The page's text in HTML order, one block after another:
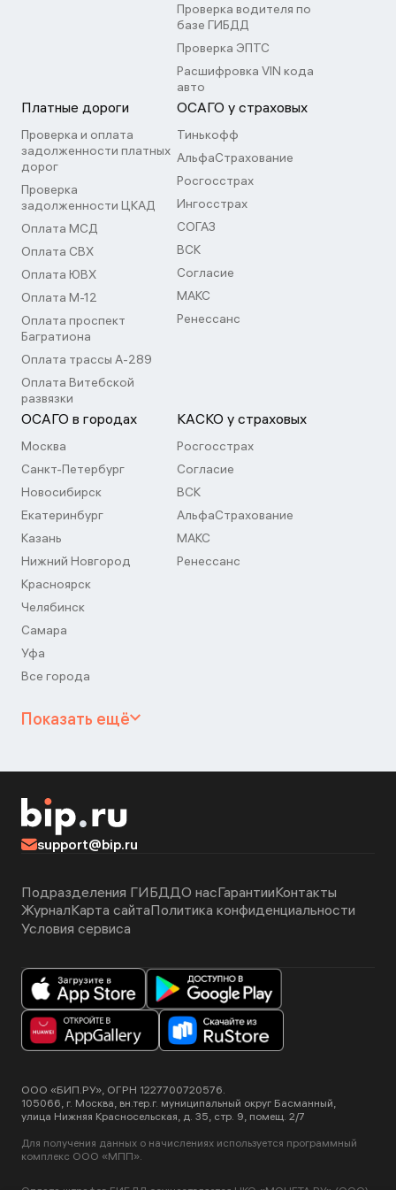
Проверка водителя по
базе ГИБДД
Проверка ЭПТС
Расшифровка VIN кода
авто
Платные дороги
Проверка и оплата
задолженности платных
дорог
Проверка
задолженности ЦКАД
Оплата МСД
Оплата СВХ
Оплата ЮВХ
Оплата М-12
Оплата проспект
Багратиона
Оплата трассы А-289
Оплата Витебской
развязки
ОСАГО у страховых
Тинькофф
АльфаСтрахование
Росгосстрах
Ингосстрах
СОГАЗ
ВСК
Согласие
МАКС
Ренессанс
ОСАГО в городах
Москва
Санкт-Петербург
Новосибирск
Екатеринбург
Казань
Нижний Новгород
Красноярск
Челябинск
Самара
Уфа
Все города
КАСКО у страховых
Росгосстрах
Согласие
ВСК
АльфаСтрахование
МАКС
Ренессанс
Показать ещё
support@bip.ru
Подразделения ГИБДДО насГарантииКонтакты
ЖурналКарта сайтаПолитика конфиденциальности
Условия сервиса
ООО «БИП.РУ», ОГРН 1227700720576.
105066, г. Москва, вн.тер.г. муниципальный округ Басманный,
улица Нижняя Красносельская, д. 35, стр. 9, помещ. 2/7
Для получения данных о начислениях используется программный
комплекс ООО «МПП».